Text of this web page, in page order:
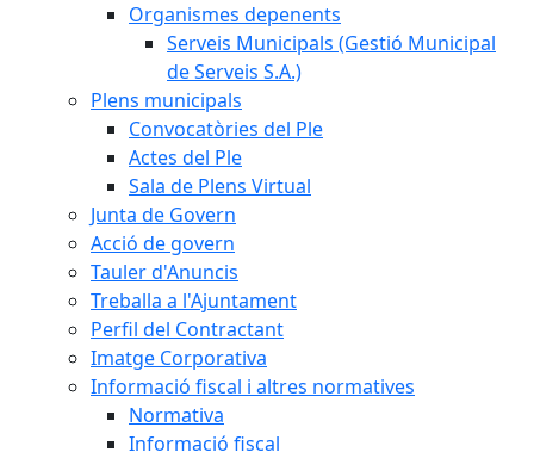
Organismes depenents
Serveis Municipals (Gestió Municipal
de Serveis S.A.)
Plens municipals
Convocatòries del Ple
Actes del Ple
Sala de Plens Virtual
Junta de Govern
Acció de govern
Tauler d'Anuncis
Treballa a l'Ajuntament
Perfil del Contractant
Imatge Corporativa
Informació fiscal i altres normatives
Normativa
Informació fiscal